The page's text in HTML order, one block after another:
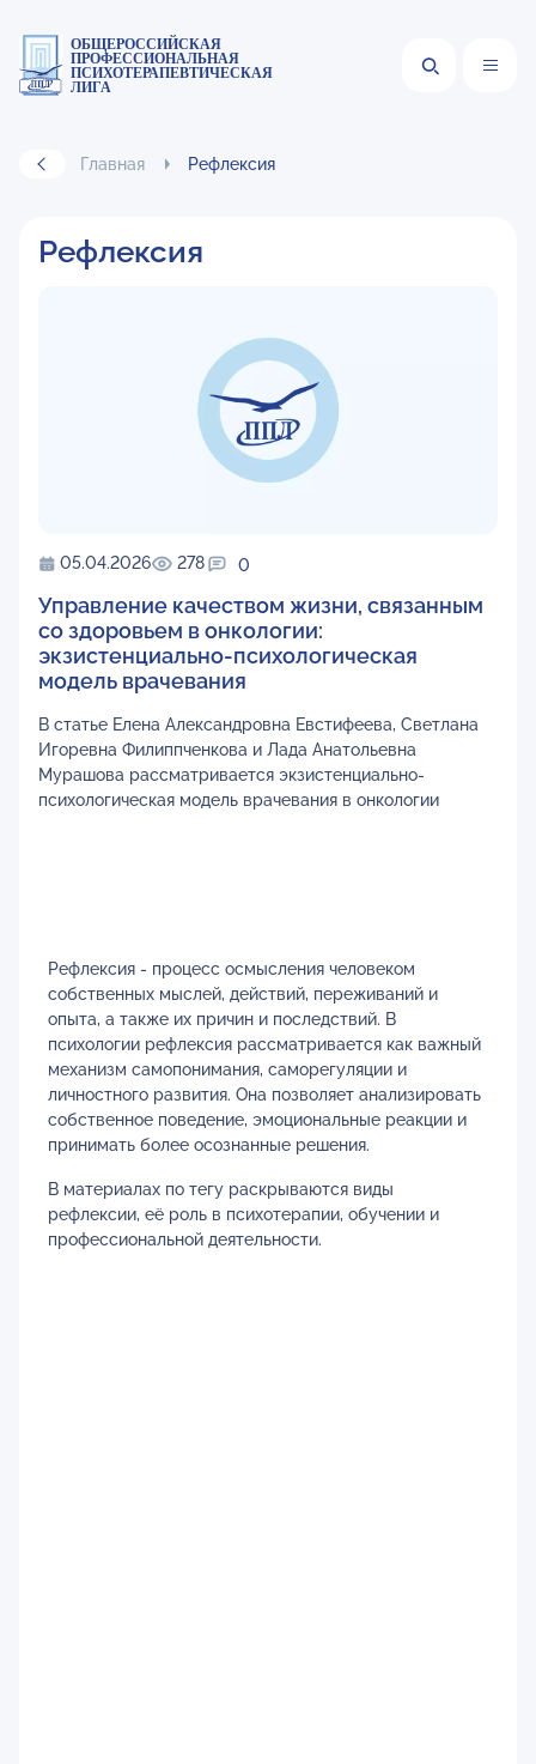
ОБЩЕРОССИЙСКАЯ
ПРОФЕССИОНАЛЬНАЯ
ПСИХОТЕРАПЕВТИЧЕСКАЯ
ЛИГА
Главная Рефлексия
Рефлексия
05.04.2026 278 0
Управление качеством жизни, связанным
со здоровьем в онкологии:
экзистенциально-психологическая
модель врачевания
В статье Елена Александровна Евстифеева, Светлана
Игоревна Филиппченкова и Лада Анатольевна
Мурашова рассматривается экзистенциально-
психологическая модель врачевания в онкологии
Рефлексия - процесс осмысления человеком
собственных мыслей, действий, переживаний и
опыта, а также их причин и последствий. В
психологии рефлексия рассматривается как важный
механизм самопонимания, саморегуляции и
личностного развития. Она позволяет анализировать
собственное поведение, эмоциональные реакции и
принимать более осознанные решения.
В материалах по тегу раскрываются виды
рефлексии, её роль в психотерапии, обучении и
профессиональной деятельности.